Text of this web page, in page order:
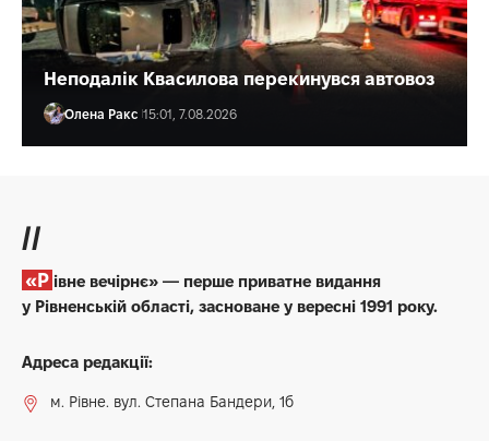
Неподалік Квасилова перекинувся автовоз
Олена Ракс 15:01, 7.08.2026
//
«Рівне вечірнє» — перше приватне видання
у Рівненській області, засноване у вересні 1991 року.
Адреса редакції:
м. Рівне. вул. Степана Бандери, 1б